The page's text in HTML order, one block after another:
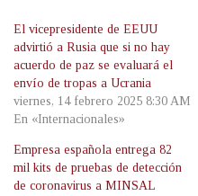
El vicepresidente de EEUU
advirtió a Rusia que si no hay
acuerdo de paz se evaluará el
envío de tropas a Ucrania
viernes, 14 febrero 2025 8:30 AM
En «Internacionales»
Empresa española entrega 82
mil kits de pruebas de detección
de coronavirus a MINSAL